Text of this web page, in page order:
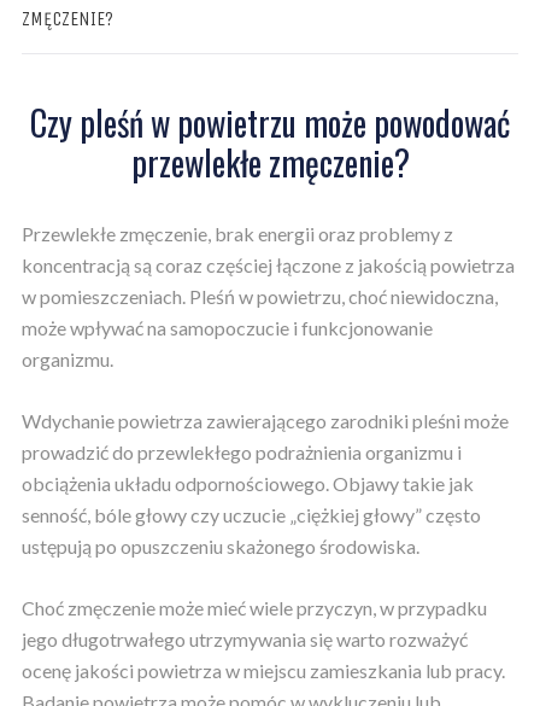
ZMĘCZENIE?
Czy pleśń w powietrzu może powodować
przewlekłe zmęczenie?
Przewlekłe zmęczenie, brak energii oraz problemy z
koncentracją są coraz częściej łączone z jakością powietrza
w pomieszczeniach. Pleśń w powietrzu, choć niewidoczna,
może wpływać na samopoczucie i funkcjonowanie
organizmu.
Wdychanie powietrza zawierającego zarodniki pleśni może
prowadzić do przewlekłego podrażnienia organizmu i
obciążenia układu odpornościowego. Objawy takie jak
senność, bóle głowy czy uczucie „ciężkiej głowy” często
ustępują po opuszczeniu skażonego środowiska.
Choć zmęczenie może mieć wiele przyczyn, w przypadku
jego długotrwałego utrzymywania się warto rozważyć
ocenę jakości powietrza w miejscu zamieszkania lub pracy.
Badanie powietrza może pomóc w wykluczeniu lub